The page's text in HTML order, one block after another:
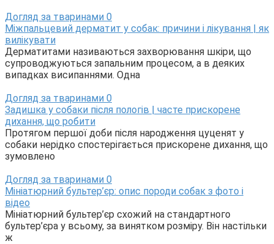
Догляд за тваринами 0
Міжпальцевий дерматит у собак: причини і лікування | як
вилікувати
Дерматитами називаються захворювання шкіри, що
супроводжуються запальним процесом, а в деяких
випадках висипаннями. Одна
Догляд за тваринами 0
Задишка у собаки після пологів | часте прискорене
дихання, що робити
Протягом першої доби після народження цуценят у
собаки нерідко спостерігається прискорене дихання, що
зумовлено
Догляд за тваринами 0
Мініатюрний бультер’єр: опис породи собак з фото і
відео
Мініатюрний бультер’єр схожий на стандартного
бультер’єра у всьому, за винятком розміру. Він настільки
ж